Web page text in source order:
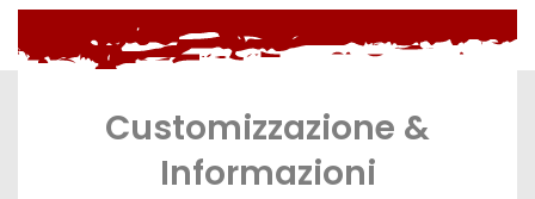
Customizzazione &
Informazioni